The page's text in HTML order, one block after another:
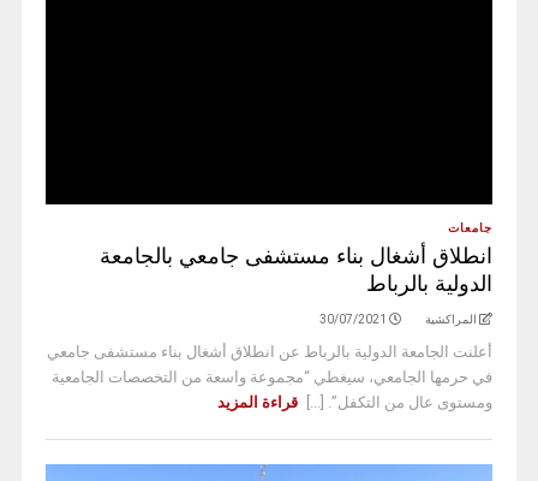
جامعات
انطلاق أشغال بناء مستشفى جامعي بالجامعة
الدولية بالرباط
المراكشية 30/07/2021
أعلنت الجامعة الدولية بالرباط عن انطلاق أشغال بناء مستشفى جامعي
في حرمها الجامعي، سيغطي “مجموعة واسعة من التخصصات الجامعية
ومستوى عال من التكفل”. [...]
قراءة المزيد